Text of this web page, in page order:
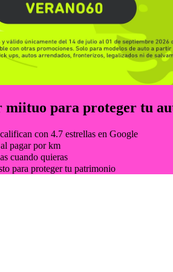
miituo para proteger tu
con 4.7 estrellas en Google
pagar por km
cuando quieras
para proteger tu patrimonio